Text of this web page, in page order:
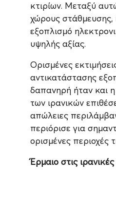
κτιρίων. Μεταξύ
χώρους στάθμευσης,
εξοπλισμό
υψηλής αξίας.
Ορισμένες
αντικατάστασης
δαπανηρή ήταν και
των ιρανικών
απώλειες
περιόρισε για
ορισμένες περιοχές
Έρμαιο στις